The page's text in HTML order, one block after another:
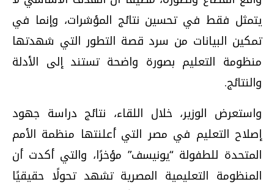
يتمثل فقط في تحسين نتائج المؤشرات، وإنما في
تمكين البيانات من سرد قصة التطور التي شهدتها
منظومة التعليم بصورة واضحة تستند إلى الأدلة
والنتائج.
واستعرض الوزير، خلال اللقاء، نتائج دراسة جهود
إصلاح التعليم في مصر التي أعلنتها منظمة الأمم
المتحدة للطفولة “يونيسف” مؤخرًا، والتي أكدت أن
المنظومة التعليمية المصرية تشهد تحولًا حقيقيًا